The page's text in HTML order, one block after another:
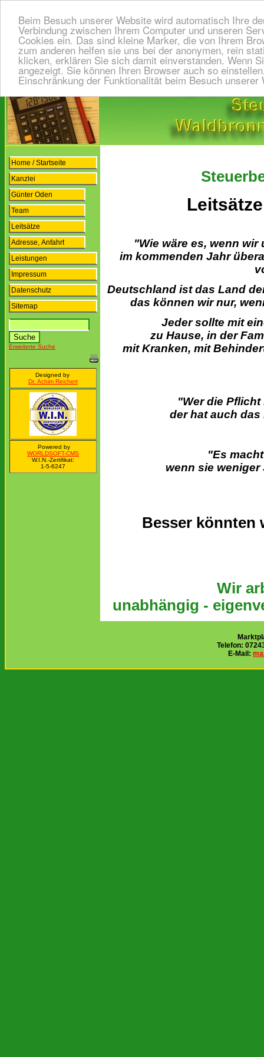
Beim Besuch unserer Website wird automatisch Ihre
Verbindung zwischen Ihrem Computer und unseren
Cookies ein. Das sind kleine Marker, die von Ihrem
zum anderen helfen sie uns bei der anonymen, rein
klicken, erklären Sie sich damit einverstanden. Wenn
angezeigt. Sie können Ihren Browser auch so
Einschränkung der Funktionalität beim Besuch
Home / Startseite
Kanzlei
Günter Oden
Team
Leitsätze
Adresse, Anfahrt
Leistungen
Impressum
Datenschutz
Sitemap
Erweiterte Suche
Designed by
Dr. Achim Reichert
Powered by
WORLDSOFT-CMS
W.I.N.-Zertifikat:
1-5-6247
"Wie wäre es, wenn
im kommenden Jahr
Deutschland ist das Land
das können wir nur,
Jeder sollte mit
zu Hause, in der
mit Kranken, mit
"Wer die
der hat auch das
"Es
wenn sie
Besser könnten
Wir
unabhängig -
Telefon:
E-Mail: